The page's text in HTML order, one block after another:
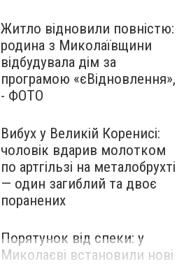
Житло відновили повністю:
родина з Миколаївщини
відбудувала дім за
програмою «єВідновлення»,
- ФОТО
Вибух у Великій Коренисі:
чоловік вдарив молотком
по артгільзі на металобрухті
— один загиблий та двоє
поранених
Порятунок від спеки: у
Миколаєві встановили нові